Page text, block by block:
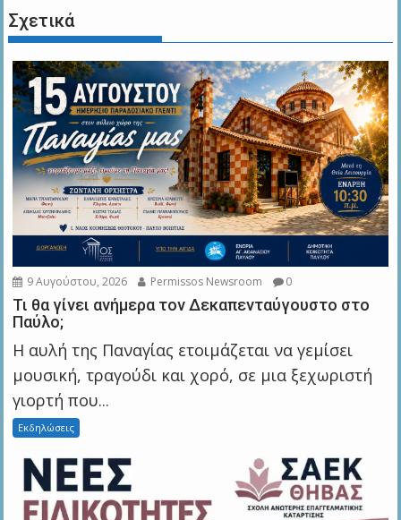
Σχετικά
9 Αυγούστου, 2026 Permissos Newsroom 0
Τι θα γίνει ανήμερα τον Δεκαπενταύγουστο στο
Παύλο;
Η αυλή της Παναγίας ετοιμάζεται να γεμίσει
μουσική, τραγούδι και χορό, σε μια ξεχωριστή
γιορτή που...
Εκδηλώσεις